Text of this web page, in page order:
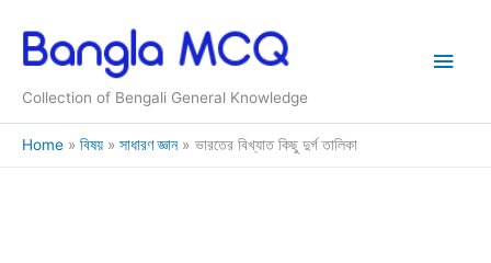
content
Collection of Bengali General Knowledge
Main
Home বিষয় সাধারণ জ্ঞান ভারতের বিখ্যাত কিছু দুর্গ তালিকা